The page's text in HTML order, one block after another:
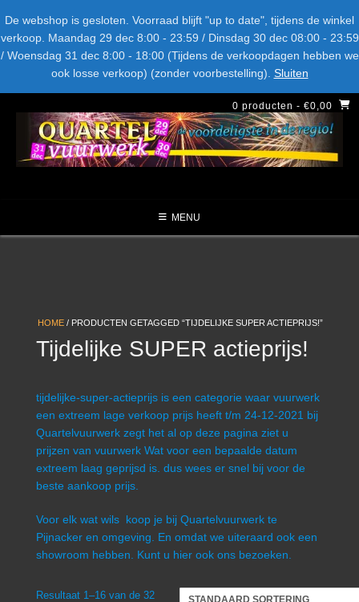
De webshop is gesloten. Voorraad blijft "up to date", tijdens de winkel
verkoop. Maandag 29 dec 8:00 - 23:59 / Dinsdag 30 dec 08:00 - 23:59
/ Woensdag 31 dec 8:00 - 18:00 (Tijdens de verkoopdagen hebben we
ook losse verkoop) (zonder voorbestelling). Sluiten
naar
inhoud
LEVERANCIERS TYPE AANBIEDINGEN CATEGORIE
NIEUW DIT JAAR
MENU
0 producten - €0,00
HOME / PRODUCTEN GETAGGED “TIJDELIJKE SUPER ACTIEPRIJS!”
Tijdelijke SUPER actieprijs!
tijdelijke-super-actieprijs is een categorie waar vuurwerk
een extreem lage verkoop prijs heeft t/m 24-12-2021 bij
Quartelvuurwerk zegt het al op deze pagina ziet u
prijzen van vuurwerk Wat voor een bepaalde datum
extreem laag geprijsd is. dus wees er snel bij voor de
beste aankoop prijs.
Voor elk wat wils koop je bij Quartelvuurwerk te
Pijnacker en omgeving. En omdat we uiteraard ook een
showroom hebben. Kunt u hier ook ons bezoeken.
Resultaat 1–16 van de 32